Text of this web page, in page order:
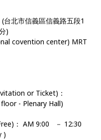
台北市信義區信義路五段1
)
covention center) MRT
or Ticket)：
- Plenary Hall)
： AM 9:00 － 12:30
)